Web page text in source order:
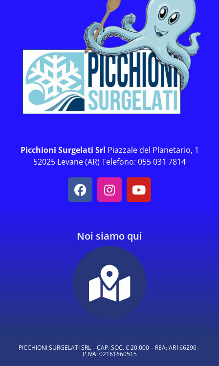
Picchioni Surgelati Srl Piazzale del Planetario, 1
52025 Levane (AR) Telefono: 055 031 7814
Noi siamo qui
PICCHIONI SURGELATI SRL – CAP. SOC. € 20.000 – REA: AR166290 –
P.IVA: 02161660515